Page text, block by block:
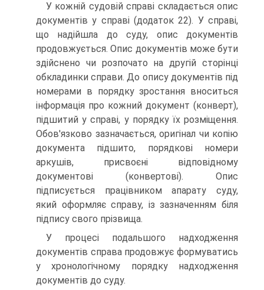
У кожній судовій справі складається опис
документів у справі (додаток 22). У справі,
що надійшла до суду, опис документів
продовжується. Опис документів може бути
здійснено чи розпочато на другій сторінці
обкладинки справи. До опису документів під
номерами в порядку зростання вноситься
інформація про кожний документ (конверт),
підшитий у справі, у порядку їх розміщення.
Обов'язково зазначається, оригінал чи копію
документа підшито, порядкові номери
аркушів, присвоєні відповідному
документові (конвертові). Опис
підписується працівником апарату суду,
який оформляє справу, із зазначенням біля
підпису свого прізвища.
У процесі подальшого надходження
документів справа продовжує формуватись
у хронологічному порядку надходження
документів до суду.